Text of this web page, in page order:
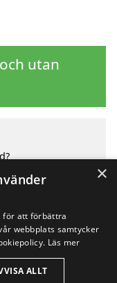
utan
städerna Åby
Aps
×
för att förbättra
webbplats samtycker
Läs mer
ALLT